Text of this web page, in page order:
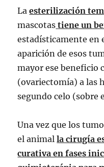
Laesterilización
mascotas tiene un
estadísticamente en
aparición de esos
mayor ese beneficio
(ovariectomía) a las
segundo celo (sobre
Una vez que los
el animalla cirugía
curativa en fases